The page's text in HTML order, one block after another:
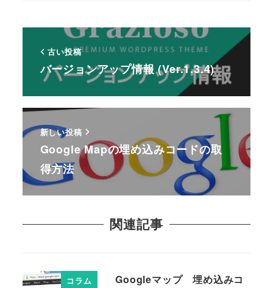
古い投稿
バージョンアップ情報 (Ver.1.3.4)
新しい投稿
Google Mapの埋め込みコードの取
得方法
関連記事
コラム
Googleマップ 埋め込みコ